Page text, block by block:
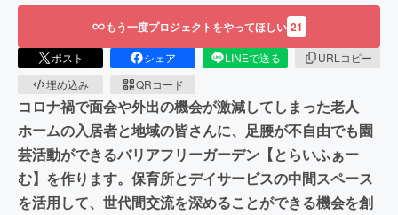
もう一度プロジェクトをやってほしい 21
ポスト シェア LINEで送る
URLコピー
埋め込み
QRコード
コロナ禍で面会や外出の機会が激減してしまった老人
ホームの入居者と地域の皆さんに、足腰が不自由でも園
芸活動ができるバリアフリーガーデン【とらいふぁー
む】を作ります。保育所とデイサービスの中間スペース
を活用して、世代間交流を深めることができる機会を創